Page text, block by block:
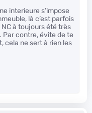
interieure s’impose
là c’est parfois
à toujours été très
Par contre, évite de te
cela ne sert à rien les